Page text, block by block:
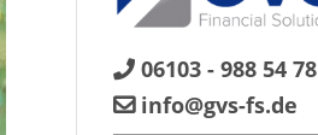
06103 - 988 54 78
info@gvs-fs.de